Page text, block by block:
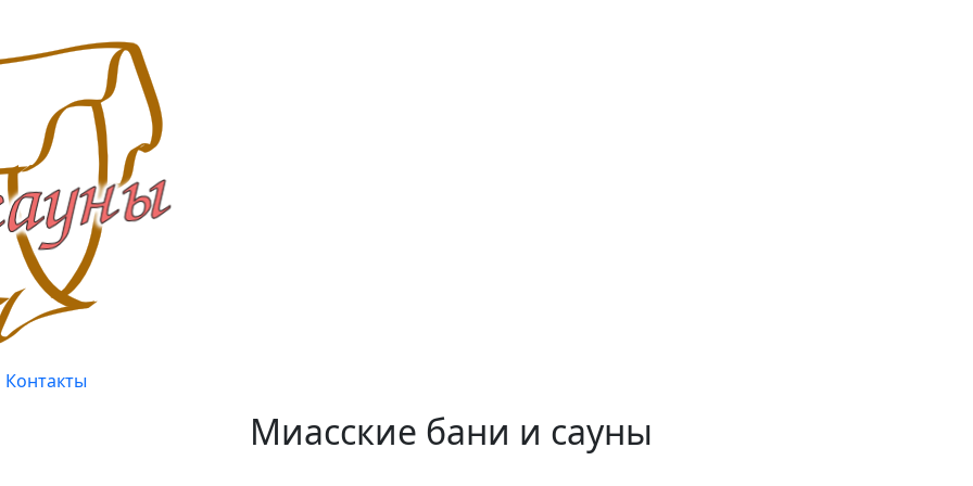
Контакты
Миасские бани и сауны